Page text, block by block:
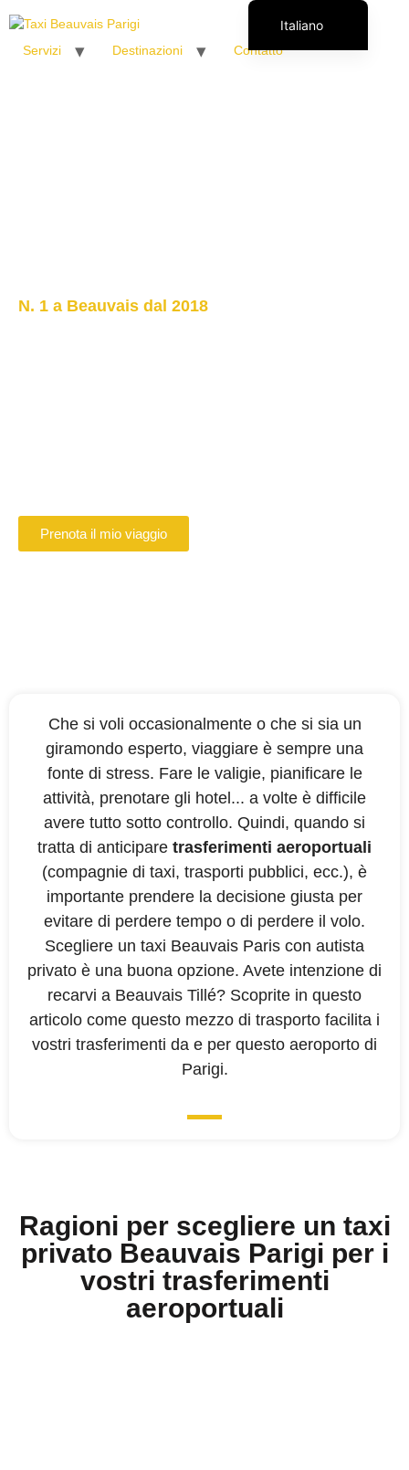
Servizi Destinazioni Contatto
N. 1 a Beauvais dal 2018
Prenota il mio viaggio
Che si voli occasionalmente o che si sia un
giramondo esperto, viaggiare è sempre una
fonte di stress. Fare le valigie, pianificare le
attività, prenotare gli hotel... a volte è difficile
avere tutto sotto controllo. Quindi, quando si
tratta di anticipare trasferimenti aeroportuali
(compagnie di taxi, trasporti pubblici, ecc.), è
importante prendere la decisione giusta per
evitare di perdere tempo o di perdere il volo.
Scegliere un taxi Beauvais Paris con autista
privato è una buona opzione. Avete intenzione di
recarvi a Beauvais Tillé? Scoprite in questo
articolo come questo mezzo di trasporto facilita i
vostri trasferimenti da e per questo aeroporto di
Parigi.
Ragioni per scegliere un taxi
privato Beauvais Parigi per i
vostri trasferimenti
aeroportuali
Italiano
Français